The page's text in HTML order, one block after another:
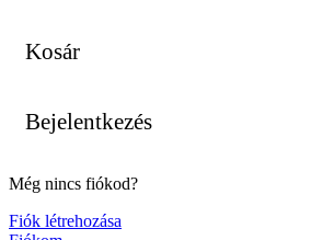
Kosár
Bejelentkezés
Még nincs fiókod?
Fiók létrehozása